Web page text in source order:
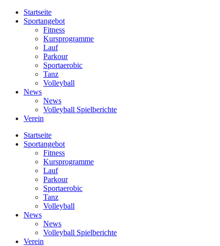
Startseite
Sportangebot
Fitness
Kursprogramme
Lauf
Parkour
Sportaerobic
Tanz
Volleyball
News
News
Volleyball Spielberichte
Verein
Startseite
Sportangebot
Fitness
Kursprogramme
Lauf
Parkour
Sportaerobic
Tanz
Volleyball
News
News
Volleyball Spielberichte
Verein